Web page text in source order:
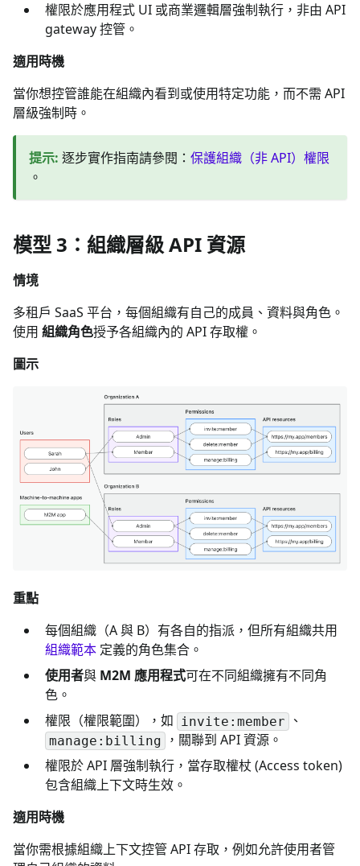
權限於應用程式 UI 或商業邏輯層強制執行，非由 API
gateway 控管。
適用時機
當你想控管誰能在組織內看到或使用特定功能，而不需 API
層級強制時。
提示: 逐步實作指南請參閱： 保護組織（非 API）權限
。
模型 3：組織層級 API 資源
情境
多租戶 SaaS 平台，每個組織有自己的成員、資料與角色。
使用 組織角色授予各組織內的 API 存取權。
圖示
重點
每個組織（A 與 B）有各自的指派，但所有組織共用
組織範本 定義的角色集合。
使用者與 M2M 應用程式可在不同組織擁有不同角
色。
權限（權限範圍），如
invite:member 、
manage:billing
，關聯到 API 資源。
權限於 API 層強制執行，當存取權杖 (Access token)
包含組織上下文時生效。
適用時機
當你需根據組織上下文控管 API 存取，例如允許使用者管